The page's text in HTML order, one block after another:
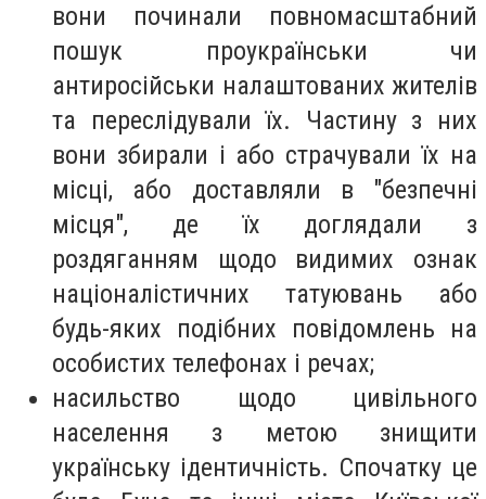
вони починали повномасштабний
пошук проукраїнськи чи
антиросійськи налаштованих жителів
та переслідували їх. Частину з них
вони збирали і або страчували їх на
місці, або доставляли в "безпечні
місця", де їх доглядали з
роздяганням щодо видимих ознак
націоналістичних татуювань або
будь-яких подібних повідомлень на
особистих телефонах і речах;
насильство щодо цивільного
населення з метою знищити
українську ідентичність. Спочатку це